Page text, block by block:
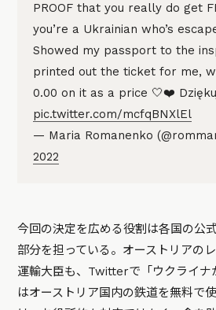
PROOF that you really do get
you’re a Ukrainian who’s
Showed my passport to the
printed out the ticket for me,
0.00 on it as a price 🤍❤️
pic.twitter.com/mcfqBNXlEl
— Maria Romanenko
2022
今回の決定を広める役割は各国の公
部分を担っている。オーストリアの
運輸大臣も、Twitterで「ウクライナ
はオーストリア国内の鉄道を無料で